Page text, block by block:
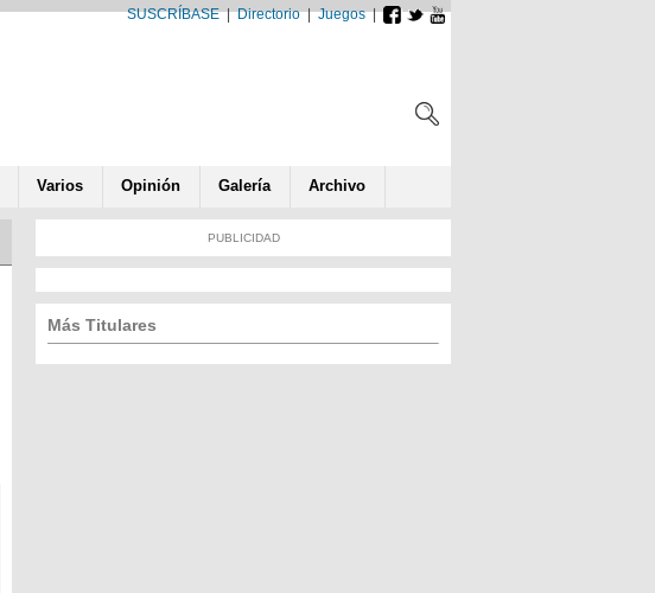
SUSCRÍBASE|Directorio|Juegos|
Varios Opinión Galería Archivo
PUBLICIDAD
Más Titulares